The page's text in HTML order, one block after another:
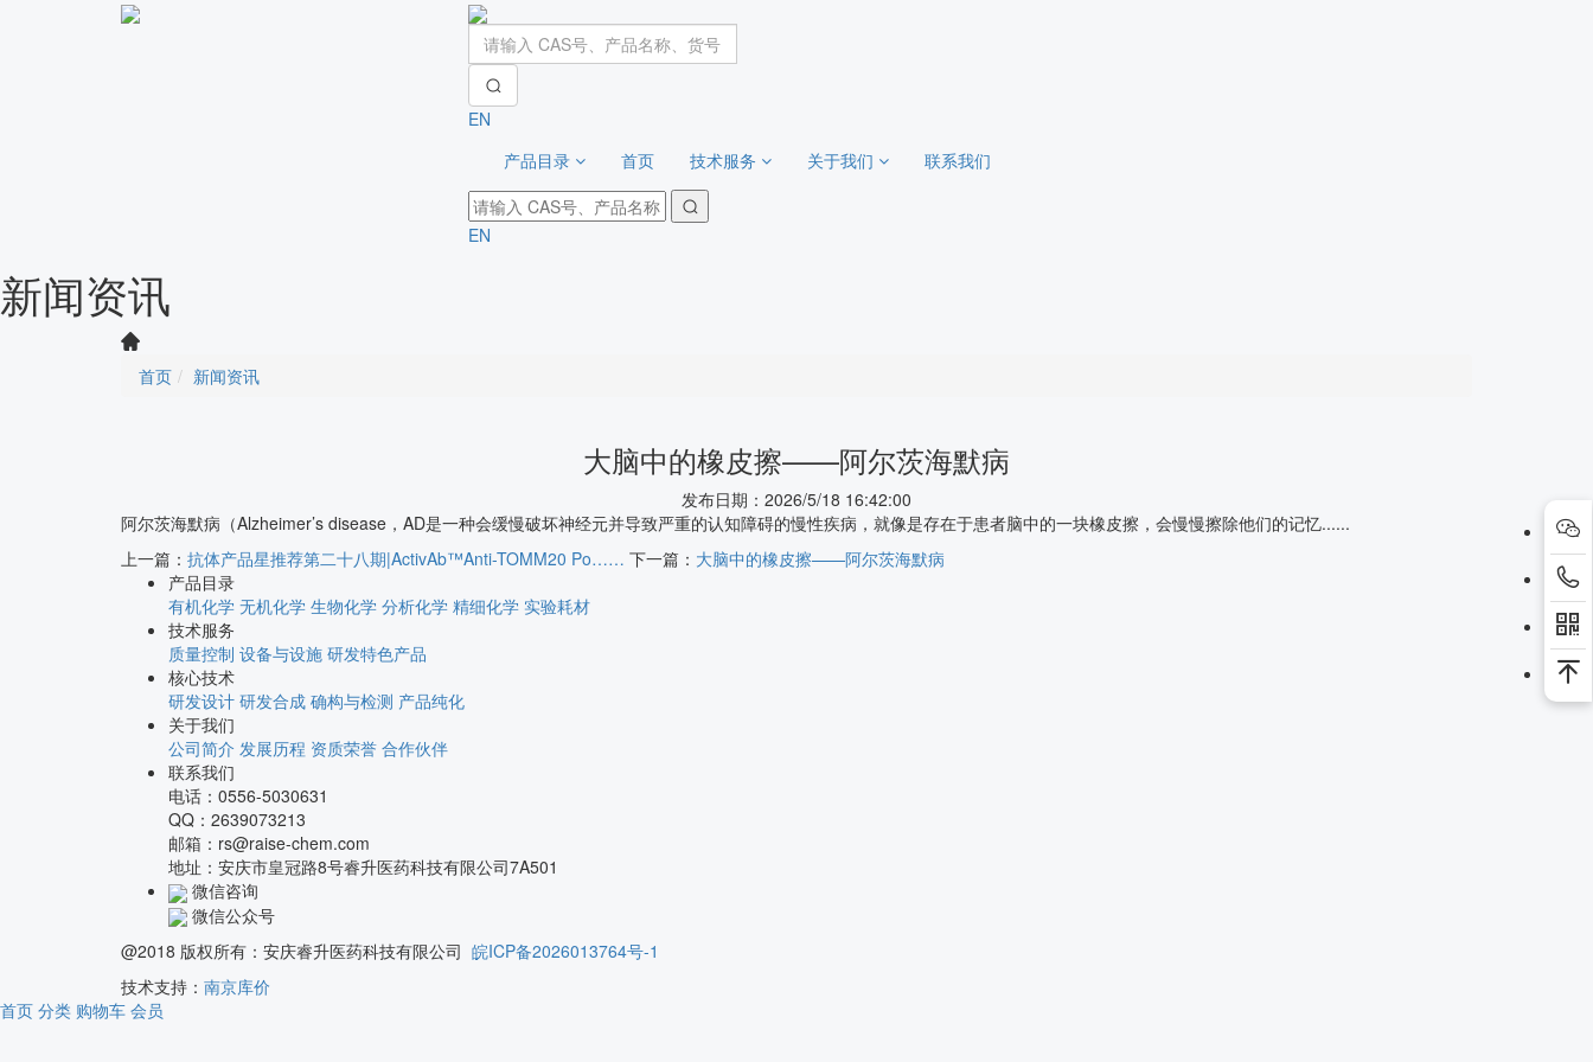
EN
产品目录
首页 技术服务 关于我们 联系我们
EN
新闻资讯
首页 新闻资讯
大脑中的橡皮擦——阿尔茨海默病
发布日期：2026/5/18 16:42:00
阿尔茨海默病（Alzheimer’s disease，AD是一种会缓慢破坏神经元并导致严重的认知障碍的慢性疾病，就像是存在于患者脑中的一块橡皮擦，会慢慢擦除他们的记忆......
上一篇： 抗体产品星推荐第二十八期|ActivAb™Anti-TOMM20 Po…… 下一篇： 大脑中的橡皮擦——阿尔茨海默病
产品目录
有机化学 无机化学 生物化学 分析化学 精细化学 实验耗材
技术服务
质量控制 设备与设施 研发特色产品
核心技术
研发设计 研发合成 确构与检测 产品纯化
关于我们
公司简介 发展历程 资质荣誉 合作伙伴
联系我们
电话：0556-5030631
QQ：2639073213
邮箱：rs@raise-chem.com
地址：安庆市皇冠路8号睿升医药科技有限公司7A501
微信咨询
微信公众号
@2018 版权所有：安庆睿升医药科技有限公司 皖ICP备2026013764号-1
技术支持： 南京库价
首页 分类 购物车 会员